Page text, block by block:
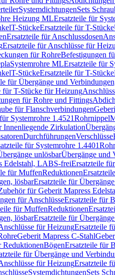
SystemdichtungenSets
Heizung MLErsatzteile für
T-StückeErsatzteile für T-Stücke
Ersatzteile für Anschlussdosen
Ersatzteile für Anschlüsse für
für RohreBefestigungen
Systemrohre MLErsatzteile für
T-StückeErsatzteile für T-Stücke
für Übergänge und
für T-Stücke für Heizung
für Rohre und Fittings
für Flanschverbindungen
Systemrohre 1.4521Rohrnippel
Innenliegende Zirkulation
DurchführungenVerschlüsse
für Systemrohre 1.4401
unlösbarÜbergänge und
Edelstahl, LABS-freiErsatzteile
für MuffenReduktionen
lösbarErsatzteile für
für Geberit Mapress
für AnschlüsseErsatzteile für
für MuffenReduktionen
lösbarErsatzteile für
für HeizungErsatzteile
Geberit Mapress C-Stahl
ReduktionenBögenErsatzteile für
für Übergänge und
für HeizungErsatzteile
SystemdichtungenSets